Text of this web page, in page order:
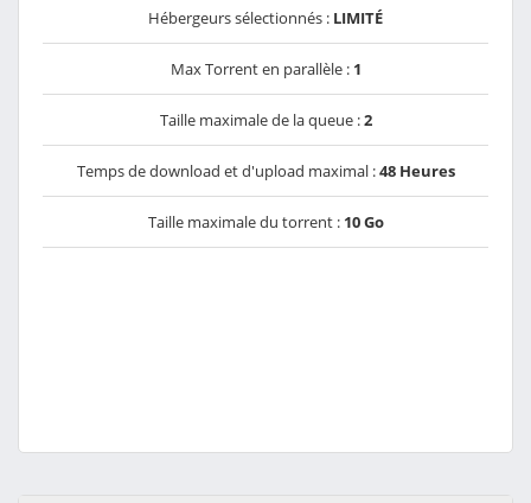
Hébergeurs sélectionnés : LIMITÉ
Max Torrent en parallèle : 1
Taille maximale de la queue :2
Temps de download et d'upload maximal :48 Heures
Taille maximale du torrent : 10 Go